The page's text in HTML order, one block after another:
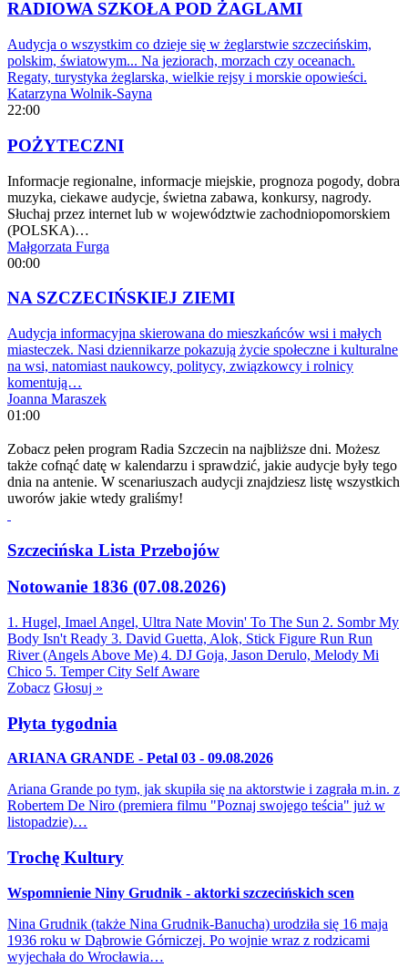
RADIOWA SZKOŁA POD ŻAGLAMI
Audycja o wszystkim co dzieje się w żeglarstwie szczecińskim,
polskim, światowym... Na jeziorach, morzach czy oceanach.
Regaty, turystyka żeglarska, wielkie rejsy i morskie opowieści.
Katarzyna Wolnik-Sayna
22:00
POŻYTECZNI
Informacje regionalne, informacje miejskie, prognoza pogody, dobra
muzyka, ciekawe audycje, świetna zabawa, konkursy, nagrody.
Słuchaj przez internet lub w województwie zachodniopomorskiem
(POLSKA)…
Małgorzata Furga
00:00
NA SZCZECIŃSKIEJ ZIEMI
Audycja informacyjna skierowana do mieszkańców wsi i małych
miasteczek. Nasi dziennikarze pokazują życie społeczne i kulturalne
na wsi, natomiast naukowcy, politycy, związkowcy i rolnicy
komentują…
Joanna Maraszek
01:00
Zobacz pełen program Radia Szczecin na najbliższe dni. Możesz
także cofnąć datę w kalendarzu i sprawdzić, jakie audycje były tego
dnia na antenie. W scenariuszach audycji znajdziesz listę wszystkich
uworów jakie wtedy graliśmy!
Szczecińska Lista Przebojów
Notowanie 1836 (07.08.2026)
1. Hugel, Imael Angel, Ultra Nate Movin' To The Sun 2. Sombr My
Body Isn't Ready 3. David Guetta, Alok, Stick Figure Run Run
River (Angels Above Me) 4. DJ Goja, Jason Derulo, Melody Mi
Chico 5. Temper City Self Aware
Zobacz Głosuj »
Płyta tygodnia
ARIANA GRANDE - Petal 03 - 09.08.2026
Ariana Grande po tym, jak skupiła się na aktorstwie i zagrała m.in. z
Robertem De Niro (premiera filmu "Poznaj swojego teścia" już w
listopadzie)…
Trochę Kultury
Wspomnienie Niny Grudnik - aktorki szczecińskich scen
Nina Grudnik (także Nina Grudnik-Banucha) urodziła się 16 maja
1936 roku w Dąbrowie Górniczej. Po wojnie wraz z rodzicami
wyjechała do Wrocławia…